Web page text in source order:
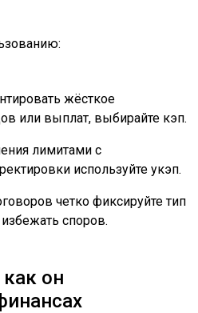
жёсткое
или выплат, выбирайте кэп.
лимитами с
используйте укэп.
четко фиксируйте тип
споров.
он